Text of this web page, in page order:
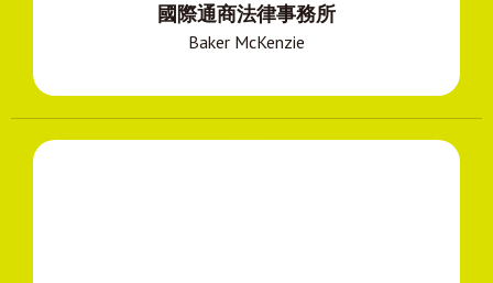
國際通商法律事務所
Baker McKenzie